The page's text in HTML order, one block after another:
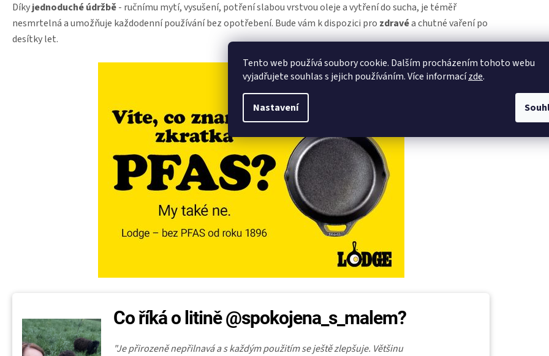
Tento web používá soubory cookie. Dalším procházením tohoto webu
vyjadřujete souhlas s jejich používáním. Více informacízde.
Nastavení
Díkyjednoduché údržbě- ručnímu mytí, vysušení, potření slabou vrstvou oleje a vytření do sucha, je téměř
nesmrtelná a umožňuje každodenní používání bez opotřebení. Bude vám k dispozici pro zdravéa chutné vaření po
desítky let.
Co říká o litině @spokojena_s_malem?
"Je přirozeně nepřilnavá a s každým použitím se ještě zlepšuje. Většinu